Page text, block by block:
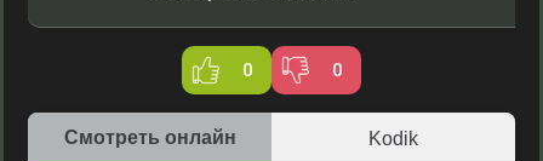
0 0
Смотреть онлайн Kodik